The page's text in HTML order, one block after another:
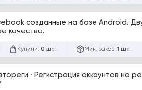
созданные на базе Android.
качество.
Купили: 0 шт. Мин. заказ: 1 шт.
· Регистрация аккаунтов на реальных Android